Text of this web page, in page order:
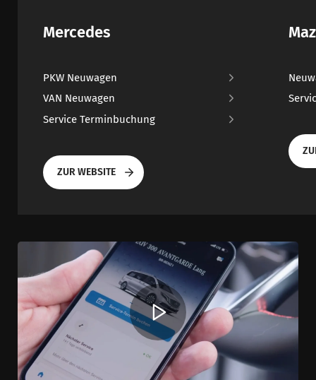
Mercedes
PKW Neuwagen
VAN Neuwagen
Service Terminbuchung
ZUR WEBSITE